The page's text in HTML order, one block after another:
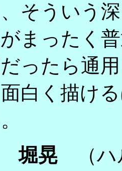
そういう
まったく
ったら通
白く描け
堀晃 （ハ